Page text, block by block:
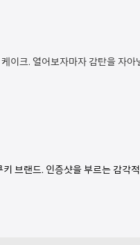
이크. 열어보자마자 감탄을 자
브랜드. 인증샷을 부르는 감각